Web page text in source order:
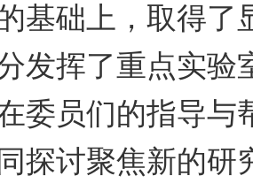
基础上，取得了
发挥了重点实验
委员们的指导与
探讨聚焦新的研